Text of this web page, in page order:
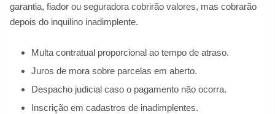
garantia, fiador ou seguradora cobrirão valores, mas cobrarão
depois do inquilino inadimplente.
Multa contratual proporcional ao tempo de atraso.
Juros de mora sobre parcelas em aberto.
Despacho judicial caso o pagamento não ocorra.
Inscrição em cadastros de inadimplentes.